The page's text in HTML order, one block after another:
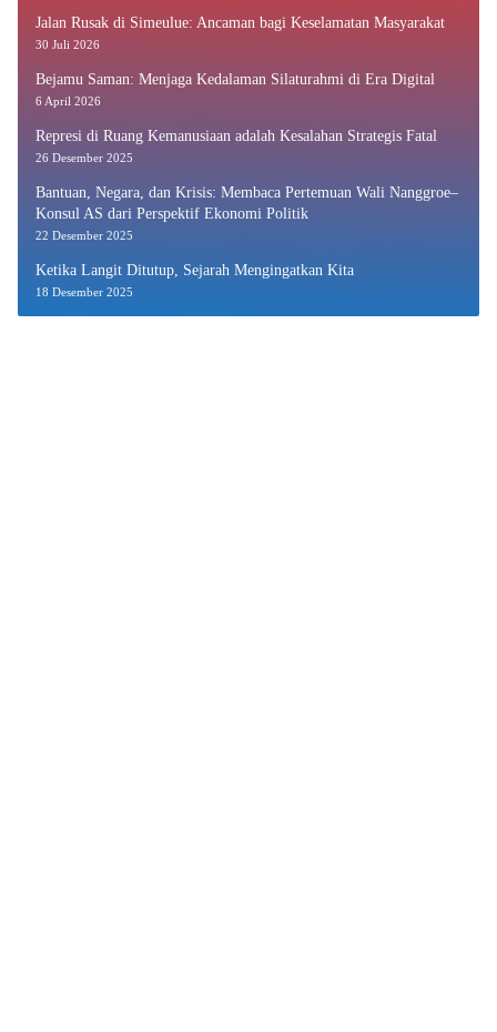
Jalan Rusak di Simeulue: Ancaman bagi Keselamatan Masyarakat
30 Juli 2026
Bejamu Saman: Menjaga Kedalaman Silaturahmi di Era Digital
6 April 2026
Represi di Ruang Kemanusiaan adalah Kesalahan Strategis Fatal
26 Desember 2025
Bantuan, Negara, dan Krisis: Membaca Pertemuan Wali Nanggroe–
Konsul AS dari Perspektif Ekonomi Politik
22 Desember 2025
Ketika Langit Ditutup, Sejarah Mengingatkan Kita
18 Desember 2025